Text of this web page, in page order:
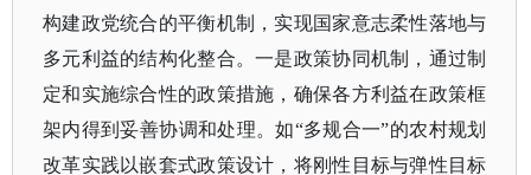
构建政党统合的平衡机制，实现国家意志柔性落地与
多元利益的结构化整合。一是政策协同机制，通过制
定和实施综合性的政策措施，确保各方利益在政策框
架内得到妥善协调和处理。如“多规合一”的农村规划
改革实践以嵌套式政策设计，将刚性目标与弹性目标